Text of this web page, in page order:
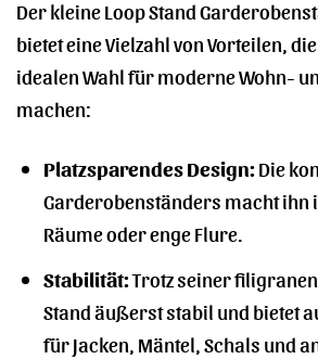
Der kleine Loop Stand
bietet eine Vielzahl von Vorteilen,
idealen Wahl für moderne Wohn-
machen:
Platzsparendes Design:Die
Garderobenständers macht ihn
Räume oder enge Flure.
Stabilität:Trotz seiner
Stand äußerst stabil und bietet
für Jacken, Mäntel, Schals und